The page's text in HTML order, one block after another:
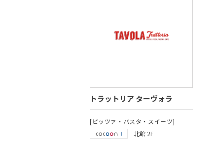
トラットリア ターヴォラ
[ピッツァ・パスタ・スイーツ]
北館 2F